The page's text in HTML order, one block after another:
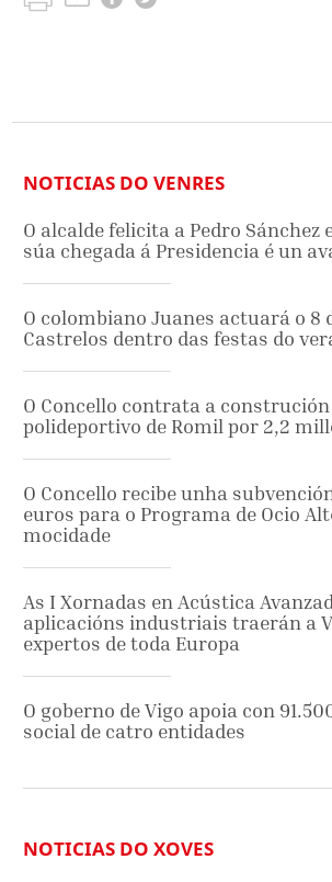
NOTICIAS DO VENRES
O alcalde felicita a Pedro Sánchez
súa chegada á Presidencia é un
O colombiano Juanes actuará o 8
Castrelos dentro das festas do
O Concello contrata a construción
polideportivo de Romil por 2,2
O Concello recibe unha
euros para o Programa de Ocio
mocidade
As I Xornadas en Acústica
aplicacións industriais traerán a
expertos de toda Europa
O goberno de Vigo apoia con
social de catro entidades
NOTICIAS DO XOVES